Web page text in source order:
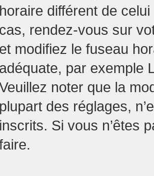
horaire différent de
cas, rendez-vous sur
et modifiez le fuseau
adéquate, par exemple
noter que la
plupart des réglages,
inscrits. Si vous n’êtes